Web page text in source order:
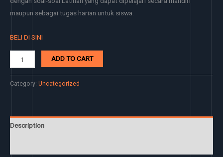
maupun sebagai tugas harian untuk siswa.
BELI DI SINI
ADD TO CART
Category: Uncategorized
Description